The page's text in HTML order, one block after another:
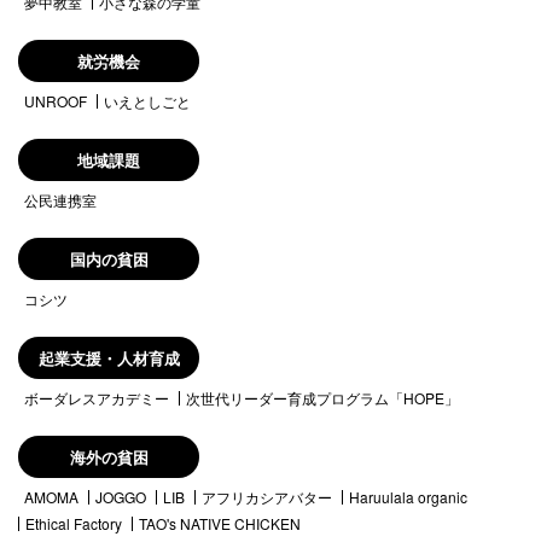
就労機会
UNROOF いえとしごと
地域課題
公民連携室
国内の貧困
コシツ
起業支援・人材育成
ボーダレスアカデミー 次世代リーダー育成プログラム「HOPE」
海外の貧困
AMOMA JOGGO LIB アフリカシアバター
Haruulala organic
Ethical Factory
TAO's NATIVE CHICKEN